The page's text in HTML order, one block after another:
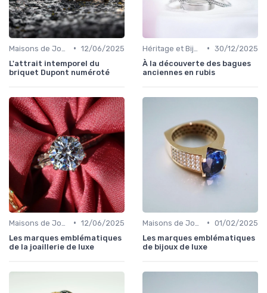
• 12/06/2025
L'attrait intemporel du
briquet Dupont numéroté
• 30/12/2025
À la découverte des bagues
anciennes en rubis
• 12/06/2025
Les marques emblématiques
de la joaillerie de luxe
• 01/02/2025
Les marques emblématiques
de bijoux de luxe